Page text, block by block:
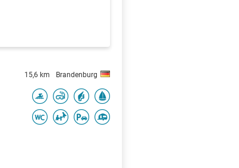
15,6 km Brandenburg